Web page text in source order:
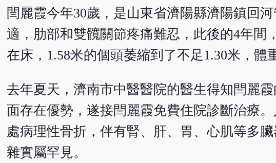
閆麗霞今年30歲，是山東省濟陽縣濟陽鎮回
適，肋部和雙髖關節疼痛難忍，此後的4年
在床，1.58米的個頭萎縮到了不足1.30米，體
去年夏天，濟南市中醫醫院的醫生得知閆麗
面存在優勢，遂接閆麗霞免費住院診斷治療
處病理性骨折，伴有腎、肝、胃、心肌等多
雜實屬罕見。